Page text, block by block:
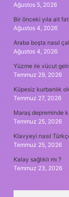
Ağustos 5, 2026
Bir önceki yıla ait
Ağustos 4, 2026
Araba boşta nasıl
Ağustos 4, 2026
Yüzme ile vücut
Temmuz 29, 2026
Küpesiz kurbanlık
Temmuz 27, 2026
Maraş depreminde
Temmuz 25, 2026
Klavyeyi nasıl
Temmuz 25, 2026
Kalay sağlıklı mı ?
Temmuz 23, 2026